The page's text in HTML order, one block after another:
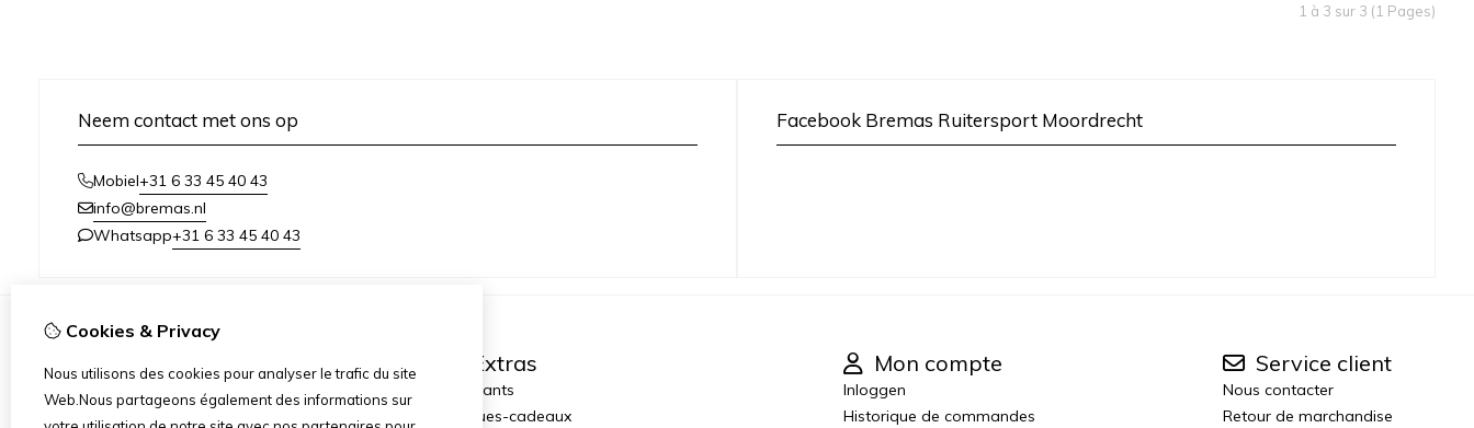
1 à 3 sur 3 (1 Pages)
Neem contact met ons op
Mobiel+31 6 33 45 40 43
info@bremas.nl
Whatsapp+31 6 33 45 40 43
Facebook Bremas Ruitersport Moordrecht
Information
Livraison et paiement
Termes et conditions
Extras
Fabricants
Chèques-cadeaux
Mon compte
Inloggen
Historique de commandes
Service client
Nous contacter
Retour de marchandise
Cookies & Privacy
Nous utilisons des cookies pour analyser le trafic du site
Web.Nous partageons également des informations sur